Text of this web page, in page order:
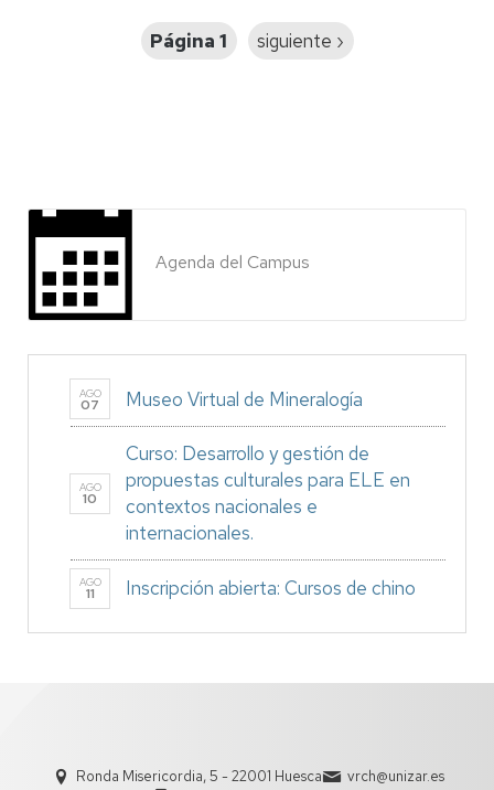
Página 1
Siguiente
siguiente ›
Agenda del Campus
AGO
07 Museo Virtual de Mineralogía
AGO
10
Curso: Desarrollo y gestión de
propuestas culturales para ELE en
contextos nacionales e
internacionales.
AGO
11 Inscripción abierta: Cursos de chino
Ronda Misericordia, 5 - 22001 Huesca
vrch@unizar.es